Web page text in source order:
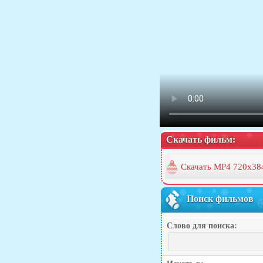
Скачать фильм:
Скачать MP4
Поиск фильмов
Слово для поиска: